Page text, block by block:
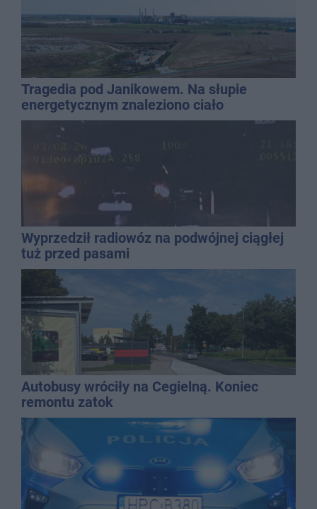
Tragedia pod Janikowem. Na słupie
energetycznym znaleziono ciało
mężczyzny
Wyprzedził radiowóz na podwójnej ciągłej
tuż przed pasami
Autobusy wróciły na Cegielną. Koniec
remontu zatok